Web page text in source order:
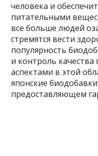
человека и
питательными
все больше людей
стремятся вести
популярность
и контроль
аспектами в этой
японские
предоставляющем